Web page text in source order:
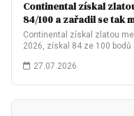
Continental získal
84/100 a zařadil se tak
Continental získal zlatou
2026, získal 84 ze 100 bodů
27.07.2026